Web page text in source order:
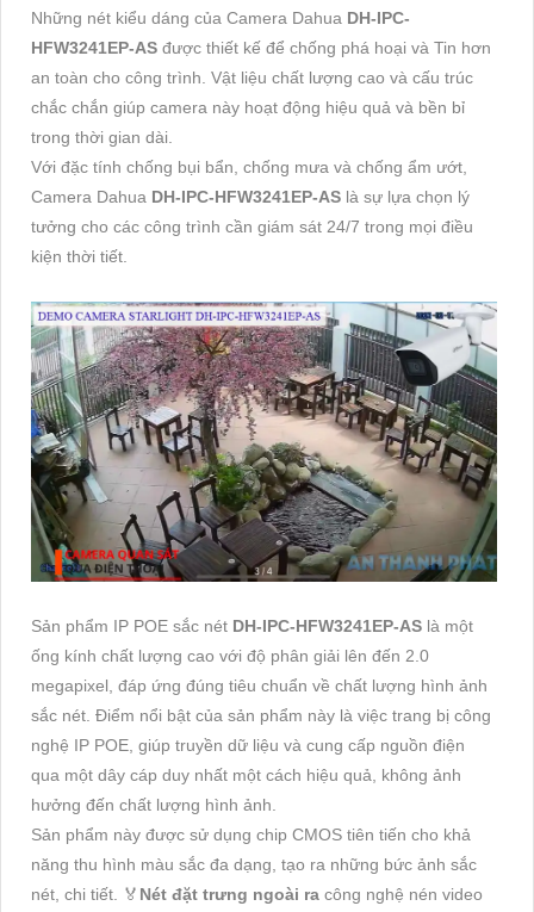
Những nét kiểu dáng của Camera Dahua DH-IPC-
HFW3241EP-AS được thiết kế để chống phá hoại và Tin hơn
an toàn cho công trình. Vật liệu chất lượng cao và cấu trúc
chắc chắn giúp camera này hoạt động hiệu quả và bền bỉ
trong thời gian dài.
Với đặc tính chống bụi bẩn, chống mưa và chống ẩm ướt,
Camera Dahua DH-IPC-HFW3241EP-AS là sự lựa chọn lý
tưởng cho các công trình cần giám sát 24/7 trong mọi điều
kiện thời tiết.
Sản phẩm IP POE sắc nét DH-IPC-HFW3241EP-AS là một
ống kính chất lượng cao với độ phân giải lên đến 2.0
megapixel, đáp ứng đúng tiêu chuẩn về chất lượng hình ảnh
sắc nét. Điểm nổi bật của sản phẩm này là việc trang bị công
nghệ IP POE, giúp truyền dữ liệu và cung cấp nguồn điện
qua một dây cáp duy nhất một cách hiệu quả, không ảnh
hưởng đến chất lượng hình ảnh.
Sản phẩm này được sử dụng chip CMOS tiên tiến cho khả
năng thu hình màu sắc đa dạng, tạo ra những bức ảnh sắc
nét, chi tiết. ️🏅️ Nét đặt trưng ngoài ra công nghệ nén video